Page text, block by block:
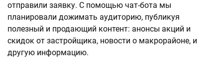
отправили заявку. С помощью чат-бота мы
планировали дожимать аудиторию, публикуя
полезный и продающий контент: анонсы акций и
скидок от застройщика, новости о макрорайоне, и
другую информацию.